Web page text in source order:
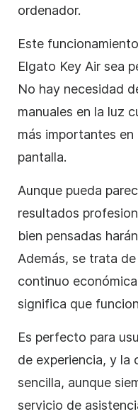
ordenador.
Este
Elgato Key Air sea
No hay necesidad
manuales en la luz
más importantes
pantalla.
Aunque pueda
resultados
bien pensadas
Además, se trata
continuo
significa que
Es perfecto para
de experiencia, y la
sencilla, aunque
servicio de